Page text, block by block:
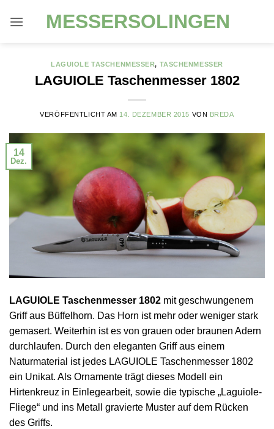
Inhalt
MESSERSOLINGEN
LAGUIOLE TASCHENMESSER, TASCHENMESSER
LAGUIOLE Taschenmesser 1802
VERÖFFENTLICHT AM 14. DEZEMBER 2015 VON BREDA
14
Dez.
LAGUIOLE Taschenmesser 1802 mit geschwungenem
Griff aus Büffelhorn. Das Horn ist mehr oder weniger stark
gemasert. Weiterhin ist es von grauen oder braunen Adern
durchlaufen. Durch den eleganten Griff aus einem
Naturmaterial ist jedes LAGUIOLE Taschenmesser 1802
ein Unikat. Als Ornamente trägt dieses Modell ein
Hirtenkreuz in Einlegearbeit, sowie die typische „Laguiole-
Fliege“ und ins Metall gravierte Muster auf dem Rücken
des Griffs.